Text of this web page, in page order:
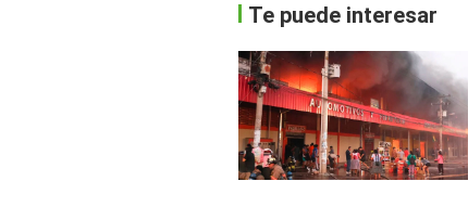
Te puede interesar